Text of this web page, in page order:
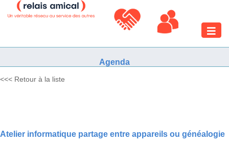
Toggle
Agenda
<<< Retour à la liste
Atelier informatique partage entre appareils ou généalogie